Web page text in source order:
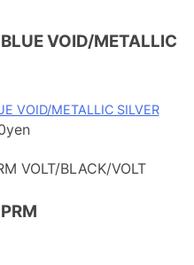
VOID/METALLIC
VOID/METALLIC SILVER